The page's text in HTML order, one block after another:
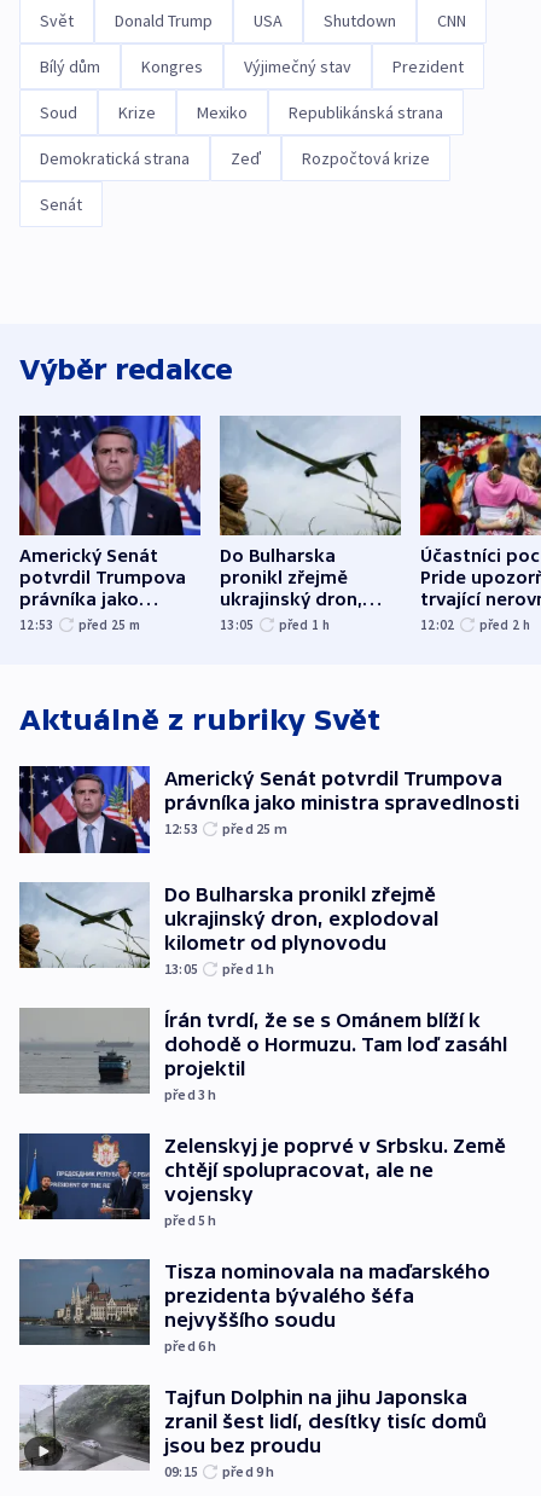
Svět Donald Trump USA Shutdown CNN
Bílý dům Kongres Výjimečný stav Prezident
Soud Krize Mexiko Republikánská strana
Demokratická strana Zeď Rozpočtová krize
Senát
Výběr redakce
Americký Senát
potvrdil Trumpova
právníka jako
ministra
12:53 před 25 m
Do Bulharska
pronikl zřejmě
ukrajinský dron,
explodoval kilometr
13:05 před 1 h
Účastníci
Pride
trvající
12:02 před 2 h
Aktuálně z rubriky Svět
Americký Senát potvrdil Trumpova
právníka jako ministra spravedlnosti
12:53 před 25 m
Do Bulharska pronikl zřejmě
ukrajinský dron, explodoval
kilometr od plynovodu
13:05 před 1h
Írán tvrdí, že se s Ománem blíží k
dohodě o Hormuzu. Tam loď zasáhl
projektil
před 3h
Zelenskyj je poprvé v Srbsku. Země
chtějí spolupracovat, ale ne
vojensky
před 5h
Tisza nominovala na maďarského
prezidenta bývalého šéfa
nejvyššího soudu
před 6h
Tajfun Dolphin na jihu Japonska
zranil šest lidí, desítky tisíc domů
jsou bez proudu
09:15 před 9h